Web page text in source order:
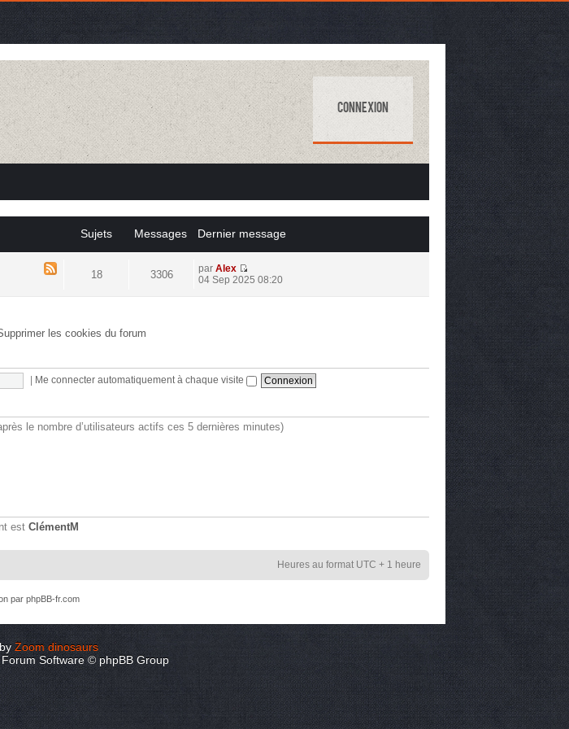
Connexion
Sujets Messages Dernier message
18 3306 parAlex
04 Sep 2025 08:20
les cookies du forum
Me connecter automatiquement à chaque visite
le nombre d’utilisateurs actifs ces 5 dernières minutes)
est ClémentM
Heures au format UTC + 1 heure
par phpBB-fr.com
Zoom dinosaurs
Software © phpBB Group